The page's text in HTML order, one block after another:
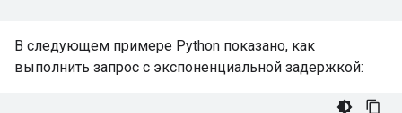
В следующем примере Python показано, как
выполнить запрос с экспоненциальной задержкой: